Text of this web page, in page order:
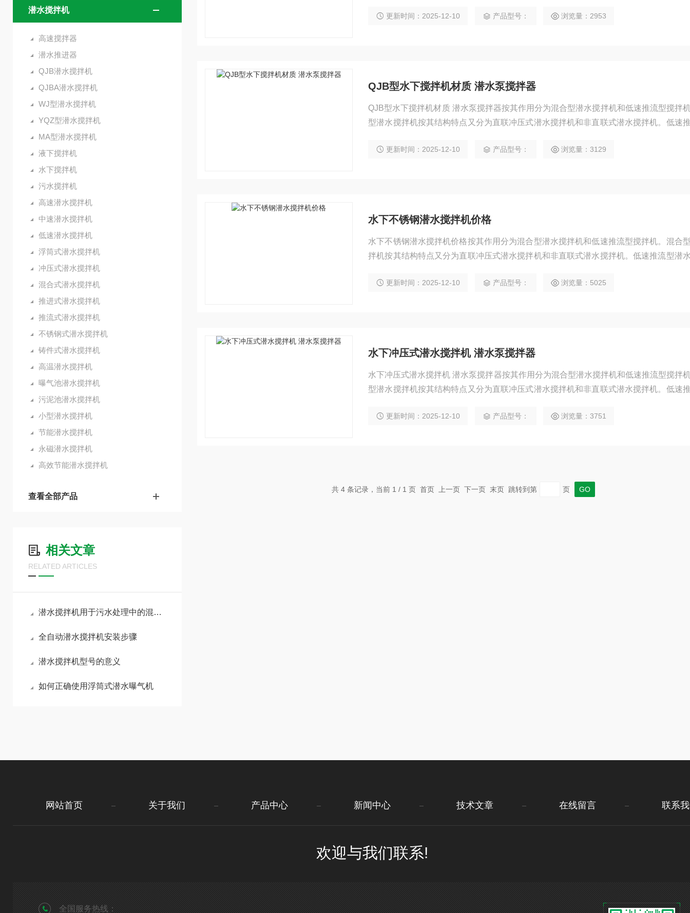
潜水搅拌机
高速搅拌器
潜水推进器
QJB潜水搅拌机
QJBA潜水搅拌机
WJ型潜水搅拌机
YQZ型潜水搅拌机
MA型潜水搅拌机
液下搅拌机
水下搅拌机
污水搅拌机
高速潜水搅拌机
中速潜水搅拌机
低速潜水搅拌机
浮筒式潜水搅拌机
冲压式潜水搅拌机
混合式潜水搅拌机
推进式潜水搅拌机
推流式潜水搅拌机
不锈钢式潜水搅拌机
铸件式潜水搅拌机
高温潜水搅拌机
曝气池潜水搅拌机
污泥池潜水搅拌机
小型潜水搅拌机
节能潜水搅拌机
永磁潜水搅拌机
高效节能潜水搅拌机
查看全部产品
相关文章
RELATED ARTICLES
潜水搅拌机用于污水处理中的混合、搅拌和环流
全自动潜水搅拌机安装步骤
潜水搅拌机型号的意义
如何正确使用浮筒式潜水曝气机
更新时间：2025-12-10 产品型号： 浏览量：2953
QJB型水下搅拌机材质 潜水泵搅拌器
QJB型水下搅拌机材质 潜水泵搅拌器按其作用分为混合型潜水搅拌机和低速推流型搅拌
型潜水搅拌机按其结构特点又分为直联冲压式潜水搅拌机和非直联式潜水搅拌机。低速
更新时间：2025-12-10 产品型号： 浏览量：3129
水下不锈钢潜水搅拌机价格
水下不锈钢潜水搅拌机价格按其作用分为混合型潜水搅拌机和低速推流型搅拌机。混合
拌机按其结构特点又分为直联冲压式潜水搅拌机和非直联式潜水搅拌机。低速推流型潜
更新时间：2025-12-10 产品型号： 浏览量：5025
水下冲压式潜水搅拌机 潜水泵搅拌器
水下冲压式潜水搅拌机 潜水泵搅拌器按其作用分为混合型潜水搅拌机和低速推流型搅拌
型潜水搅拌机按其结构特点又分为直联冲压式潜水搅拌机和非直联式潜水搅拌机。低速
更新时间：2025-12-10 产品型号： 浏览量：3751
共 4 条记录，当前 1 / 1 页 首页 上一页 下一页 末页 跳转到第 页
网站首页 关于我们 产品中心 新闻中心 技术文章 在线留言 联系
欢迎与我们联系!
全国服务热线：